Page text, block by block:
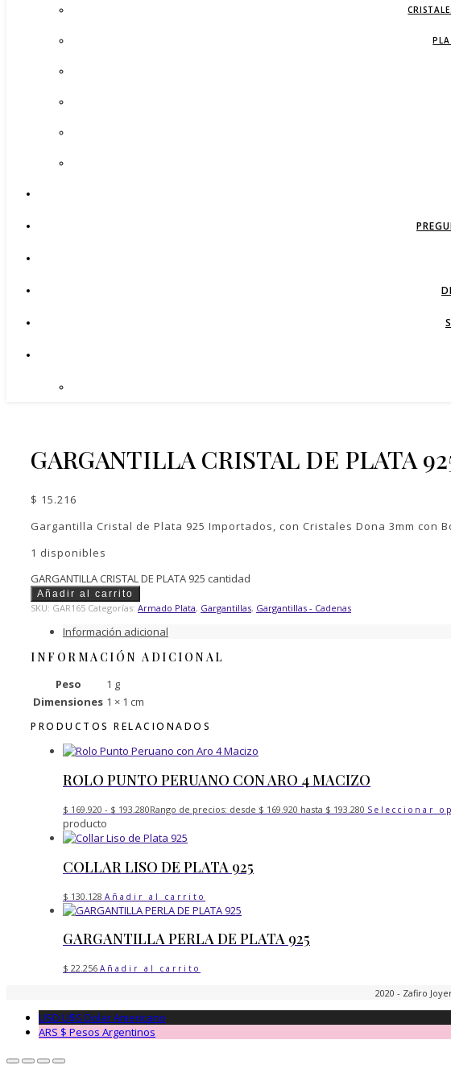
GARGANTILLA CRISTAL DE PLATA
$ 15.216
Gargantilla Cristal de Plata 925 Importados, con Cristales Dona 3mm con
1 disponibles
GARGANTILLA CRISTAL DE PLATA 925 cantidad
Añadir al carrito
SKU: GAR165 Categorías: Armado Plata, Gargantillas, Gargantillas - Cadenas
Información adicional
INFORMACIÓN ADICIONAL
Peso
1 g
Dimensiones 1 × 1 cm
PRODUCTOS RELACIONADOS
ROLO PUNTO PERUANO CON ARO 4 MACIZO
$ 169.920 - $ 193.280Rango de precios: desde $ 169.920 hasta $ 193.280 Seleccionar
producto
COLLAR LISO DE PLATA 925
$ 130.128 Añadir al carrito
GARGANTILLA PERLA DE PLATA 925
$ 22.256 Añadir al carrito
2020 - Zafiro
USD U$S Dolar Americano
ARS $ Pesos Argentinos